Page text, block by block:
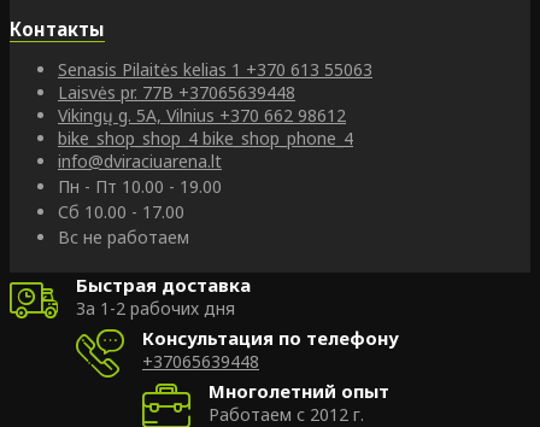
Контакты
Senasis Pilaitės kelias 1 +370 613 55063
Laisvės pr. 77B +37065639448
Vikingų g. 5A, Vilnius +370 662 98612
bike_shop_shop_4 bike_shop_phone_4
info@dviraciuarena.lt
Пн - Пт 10.00 - 19.00
Сб 10.00 - 17.00
Вс не работаем
Быстрая доставка
За 1-2 рабочих дня
Консультация по телефону
+37065639448
Многолетний опыт
Работаем с 2012 г.